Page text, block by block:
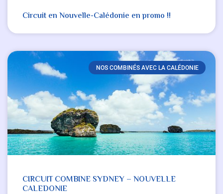
Circuit en Nouvelle-Calédonie en promo !!
NOS COMBINÉS AVEC LA CALÉDONIE
CIRCUIT COMBINE SYDNEY – NOUVELLE
CALEDONIE